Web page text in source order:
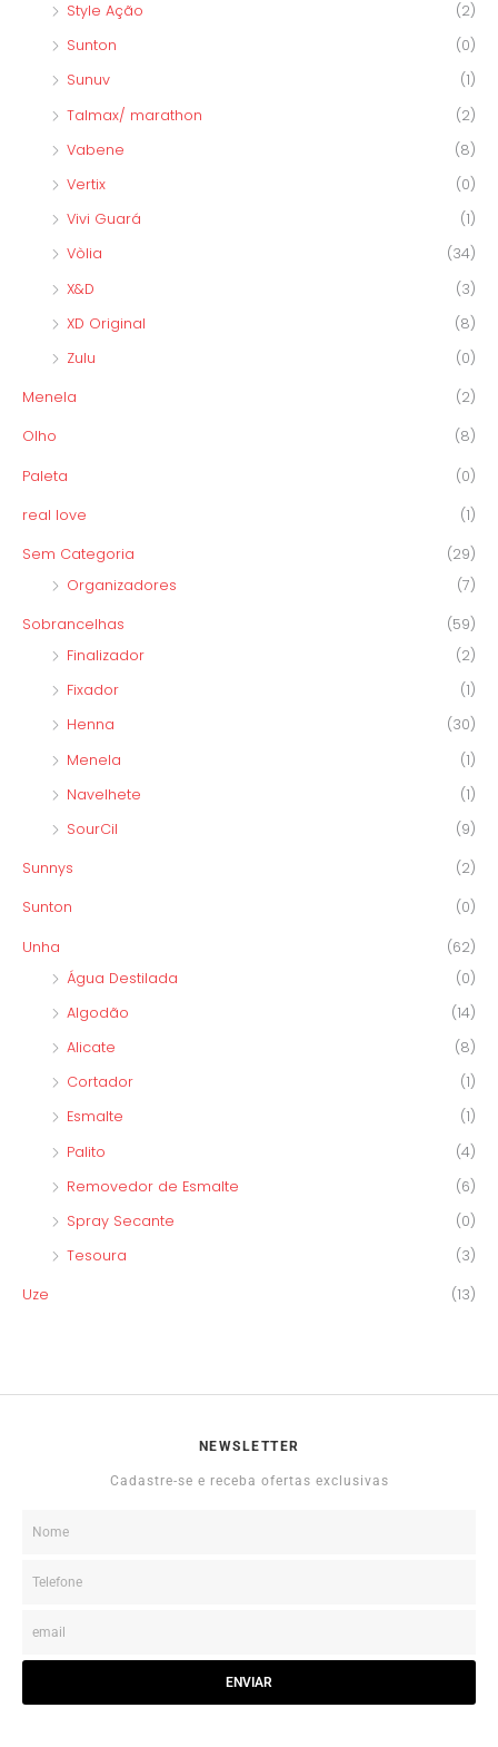
Style Ação
(2)
Sunton
(0)
Sunuv
(1)
Talmax/ marathon
(2)
Vabene
(8)
Vertix
(0)
Vivi Guará
(1)
Vòlia
(34)
X&D
(3)
XD Original
(8)
Zulu
(0)
Menela (2)
Olho (8)
Paleta (0)
real love (1)
Sem Categoria
(29)
Organizadores
(7)
Sobrancelhas
(59)
Finalizador
(2)
Fixador
(1)
Henna
(30)
Menela
(1)
Navelhete
(1)
SourCil
(9)
Sunnys (2)
Sunton (0)
Unha
(62)
Água Destilada
(0)
Algodão
(14)
Alicate
(8)
Cortador
(1)
Esmalte
(1)
Palito
(4)
Removedor de Esmalte
(6)
Spray Secante
(0)
Tesoura
(3)
Uze (13)
NEWSLETTER
Cadastre-se e receba ofertas exclusivas
ENVIAR